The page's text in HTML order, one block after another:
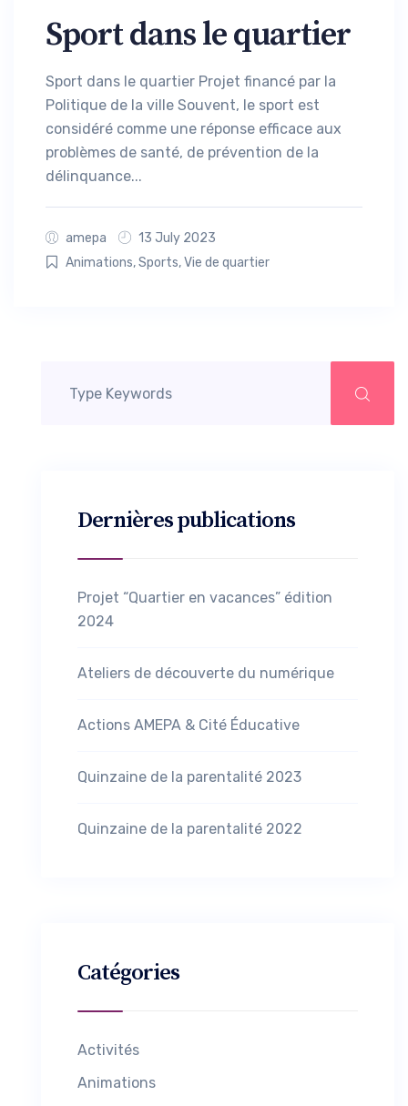
Sport dans le quartier
Sport dans le quartier Projet financé par la
Politique de la ville Souvent, le sport est
considéré comme une réponse efficace aux
problèmes de santé, de prévention de la
délinquance...
amepa
13 July 2023
Animations,Sports,Vie de quartier
Dernières publications
Projet “Quartier en vacances” édition
2024
Ateliers de découverte du numérique
Actions AMEPA & Cité Éducative
Quinzaine de la parentalité 2023
Quinzaine de la parentalité 2022
Catégories
Activités
Animations